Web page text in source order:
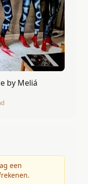
by Meliá
een